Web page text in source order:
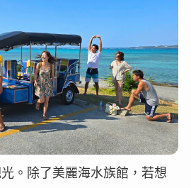
。除了美麗海水族館，若想